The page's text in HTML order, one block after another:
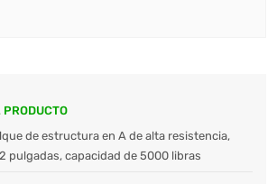
PRODUCTO
de estructura en A de alta resistencia,
pulgadas, capacidad de 5000 libras